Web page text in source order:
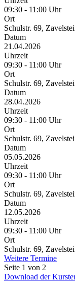
09:30 - 11:00 Uhr
Ort
Schulstr. 69,
Datum
21.04.2026
Uhrzeit
09:30 - 11:00 Uhr
Ort
Schulstr. 69,
Datum
28.04.2026
Uhrzeit
09:30 - 11:00 Uhr
Ort
Schulstr. 69,
Datum
05.05.2026
Uhrzeit
09:30 - 11:00 Uhr
Ort
Schulstr. 69,
Datum
12.05.2026
Uhrzeit
09:30 - 11:00 Uhr
Ort
Schulstr. 69,
Weitere Termine
Seite 1 von 2
Download der